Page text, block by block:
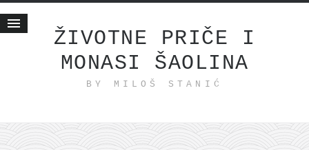
ŽIVOTNE PRIČE I
MONASI ŠAOLINA
BY MILOŠ STANIĆ
Životne priče
internet poslovanje